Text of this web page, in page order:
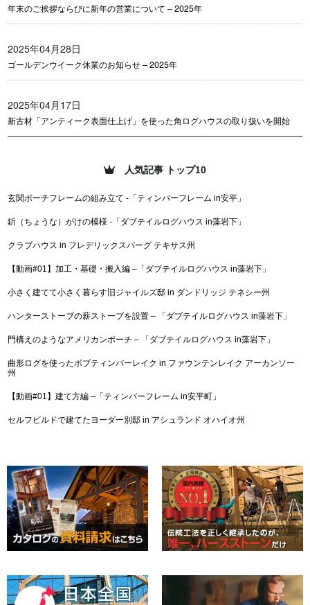
年末のご挨拶ならびに新年の営業について – 2025年
2025年04月28日
ゴールデンウイーク休業のお知らせ – 2025年
2025年04月17日
新古材「アンティーク表面仕上げ」を使った角ログハウスの取り扱いを開始
人気記事 トップ10
玄関ポーチフレームの組み立て -「ティンバーフレーム in安平」
釿（ちょうな）がけの模様 -「ダブテイルログハウス in藻岩下」
クラブハウス in フレデリックスバーグ テキサス州
【動画#01】加工・基礎・搬入編 –「ダブテイルログハウス in藻岩下」
小さく建てて小さく暮らす旧ジャイルズ邸 in ダンドリッジ テネシー州
ハンターストーブの薪ストーブを設置 – 「ダブテイルログハウス in藻岩下」
門構えのようなアメリカンポーチ – 「ダブテイルログハウス in藻岩下」
曲形ログを使ったボブティンバーレイク in ファウンテンレイク アーカンソー
州
【動画#01】建て方編 –「ティンバーフレーム in安平町」
セルフビルドで建てたヨーダー別邸 in アシュランド オハイオ州